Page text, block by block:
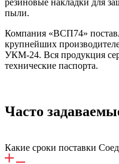
пыли.
Компания «ВСП74»
крупнейших
УКМ-24. Вся продукция
технические паспорта.
Часто
Какие сроки поставки